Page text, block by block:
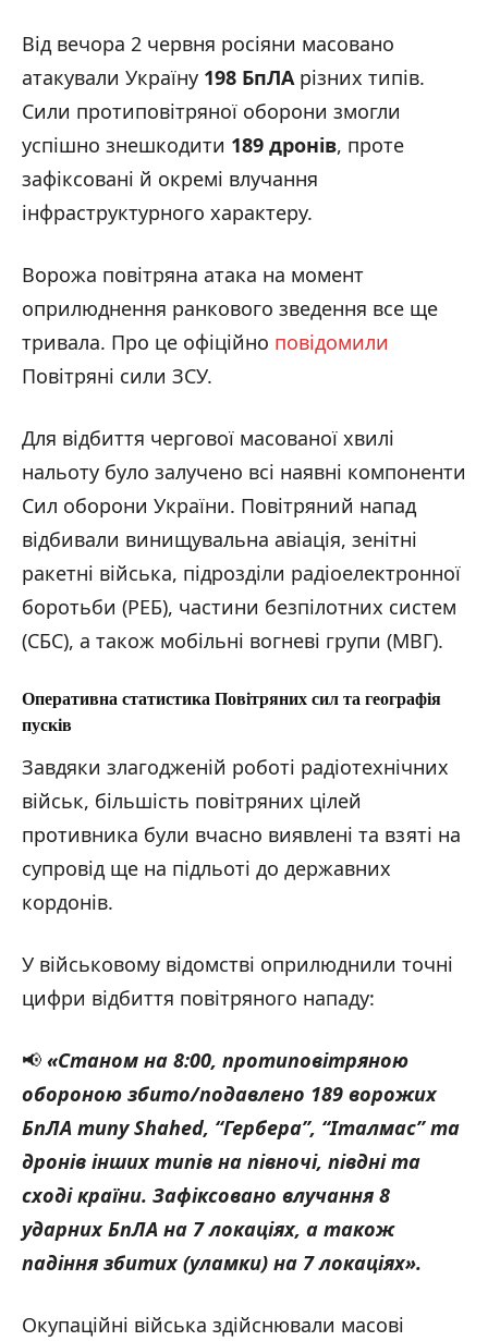
Від вечора 2 червня росіяни масовано
атакували Україну 198 БпЛА різних типів.
Сили протиповітряної оборони змогли
успішно знешкодити 189 дронів, проте
зафіксовані й окремі влучання
інфраструктурного характеру.
Ворожа повітряна атака на момент
оприлюднення ранкового зведення все ще
тривала. Про це офіційно повідомили
Повітряні сили ЗСУ.
Для відбиття чергової масованої хвилі
нальоту було залучено всі наявні компоненти
Сил оборони України. Повітряний напад
відбивали винищувальна авіація, зенітні
ракетні війська, підрозділи радіоелектронної
боротьби (РЕБ), частини безпілотних систем
(СБС), а також мобільні вогневі групи (МВГ).
Оперативна статистика Повітряних сил та географія
пусків
Завдяки злагодженій роботі радіотехнічних
військ, більшість повітряних цілей
противника були вчасно виявлені та взяті на
супровід ще на підльоті до державних
кордонів.
У військовому відомстві оприлюднили точні
цифри відбиття повітряного нападу:
📢 «Станом на 8:00, протиповітряною
обороною збито/подавлено 189 ворожих
БпЛА типу Shahed, “Гербера”, “Італмас” та
дронів інших типів на півночі, півдні та
сході країни. Зафіксовано влучання 8
ударних БпЛА на 7 локаціях, а також
падіння збитих (уламки) на 7 локаціях».
Окупаційні війська здійснювали масові